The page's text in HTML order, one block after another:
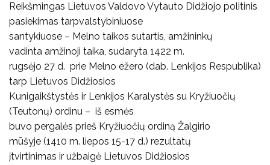
Reikšmingas Lietuvos Valdovo Vytauto Didžiojo politinis
pasiekimas tarpvalstybiniuose
santykiuose – Melno taikos sutartis, amžininkų
vadinta amžinoji taika, sudaryta 1422 m.
rugsėjo 27 d. prie Melno ežero (dab. Lenkijos Respublika)
tarp Lietuvos Didžiosios
Kunigaikštystės ir Lenkijos Karalystės su Kryžiuočių
(Teutonų) ordinu – iš esmės
buvo pergalės prieš Kryžiuočių ordiną Žalgirio
mūšyje (1410 m. liepos 15-17 d.) rezultatų
įtvirtinimas ir užbaigė Lietuvos Didžiosios